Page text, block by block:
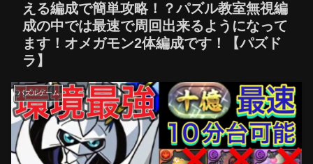
える編成で簡単攻略！？パズル教室無視編
成の中では最速で周回出来るようになって
ます！オメガモン2体編成です！【パズド
ラ】
パズルゲーム